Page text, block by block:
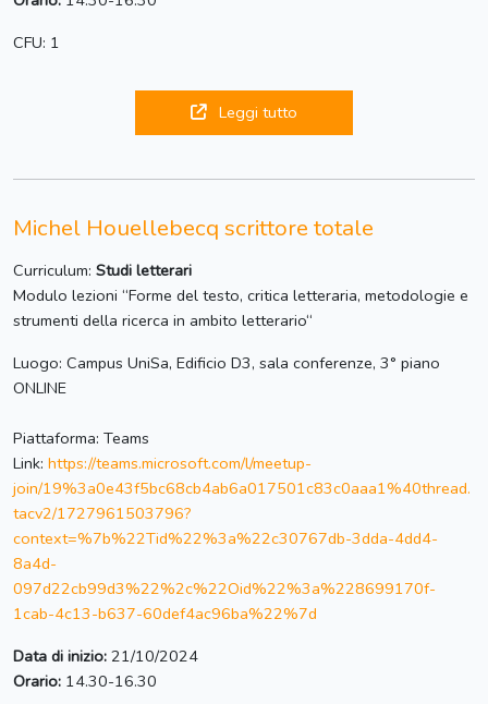
CFU: 1
Leggi tutto
Michel Houellebecq scrittore totale
Curriculum: Studi letterari
Modulo lezioni “Forme del testo, critica letteraria, metodologie e
strumenti della ricerca in ambito letterario“
Luogo: Campus UniSa, Edificio D3, sala conferenze, 3° piano
ONLINE
Piattaforma: Teams
Link: https://teams.microsoft.com/l/meetup-
join/19%3a0e43f5bc68cb4ab6a017501c83c0aaa1%40thread.
tacv2/1727961503796?
context=%7b%22Tid%22%3a%22c30767db-3dda-4dd4-
8a4d-
097d22cb99d3%22%2c%22Oid%22%3a%228699170f-
1cab-4c13-b637-60def4ac96ba%22%7d
Data di inizio: 21/10/2024
Orario: 14.30-16.30